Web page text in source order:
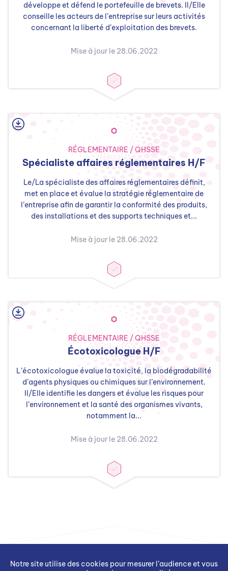
développe et défend le portefeuille de brevets. Il/Elle
conseille les acteurs de l’entreprise sur leurs activités
concernant la liberté d’exploitation des brevets.
Mise à jour le 28.06.2022
RÉGLEMENTAIRE / QHSSE
Spécialiste affaires réglementaires H/F
Le/La spécialiste des affaires réglementaires définit,
met en place et évalue la stratégie réglementaire de
l’entreprise afin de garantir la conformité des produits,
des installations et des supports techniques et...
Mise à jour le 28.06.2022
RÉGLEMENTAIRE / QHSSE
Écotoxicologue H/F
L’écotoxicologue évalue la toxicité, la biodégradabilité
d’agents physiques ou chimiques sur l’environnement.
Il/Elle identifie les dangers et évalue les risques pour
l’environnement et la santé des organismes vivants,
notamment la...
Mise à jour le 28.06.2022
Notre site utilise des cookies pour mesurer l’audience et vous